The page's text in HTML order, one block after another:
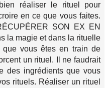
réaliser le rituel pour
en ce que vous faites.
SON EX EN
la magie et dans la rituelle
que vous êtes en train de
un rituel. Il ne faudrait
des ingrédients que vous
rituels. Réaliser un rituel